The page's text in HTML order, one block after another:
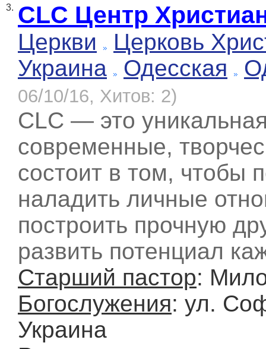
3. CLC Центр
Церкви
Церковь
Украина
Одесская
06/10/16, Хитов: 2)
CLC — это
современные,
состоит в том, чтобы
наладить личные
построить прочную
развить потенциал
Старший пастор:
Богослужения: ул.
Украина